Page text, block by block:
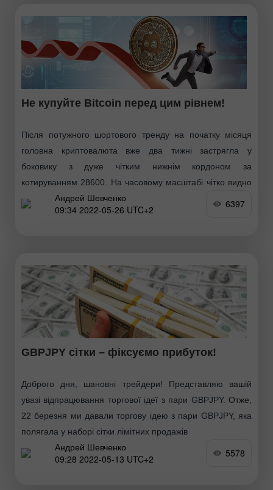
Не купуйте Bitcoin перед цим рівнем!
Після потужного шортового тренду на початку місяця
головна криптовалюта вже два тижні застрягла у
боковику з дуже чітким нижнім кордоном за
котируванням 28600. На часовому масштабі чітко видно
шортові імпульсиАндрей Шевченко
09:34 2022-05-26 UTC+2
6397
GBPJPY сітки – фіксуємо прибуток!
Доброго дня, шановні трейдери! Представляю вашій
увазі відпрацювання торгової ідеї з пари GBPJPY. Отже,
22 березня ми давали торгову ідею з пари GBPJPY, яка
полягала у наборі сітки лімітних продажів
Андрей Шевченко
09:28 2022-05-13 UTC+2
5578